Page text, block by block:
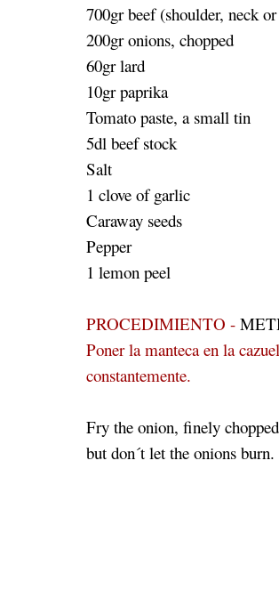
700gr beef (shoulder, neck
200gr onions, chopped
60gr lard
10gr paprika
Tomato paste, a small tin
5dl beef stock
Salt
1 clove of garlic
Caraway seeds
Pepper
1 lemon peel
PROCEDIMIENTO -
Poner la manteca en la
constantemente.
Fry the onion, finely
but don´t let the onions burn.